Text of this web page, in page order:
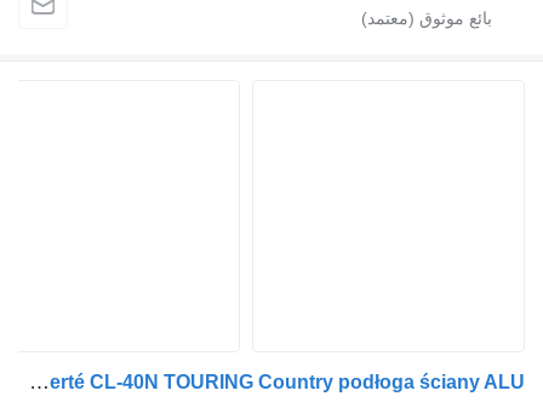
Cheval Liberté CL-40N TOURING Country podłoga ściany ALU